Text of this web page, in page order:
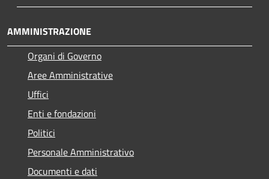
AMMINISTRAZIONE
Organi di Governo
Aree Amministrative
Uffici
Enti e fondazioni
Politici
Personale Amministrativo
Documenti e dati